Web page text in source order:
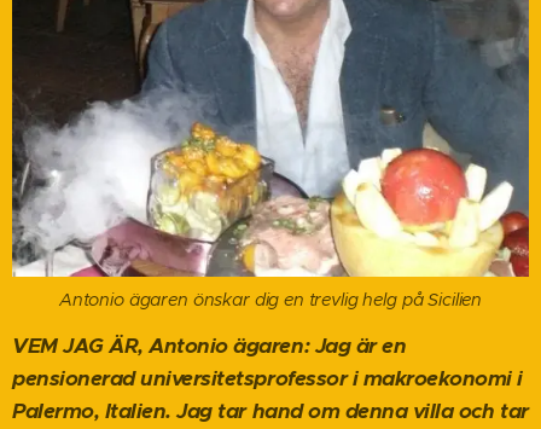
Antonio ägaren önskar dig en trevlig helg på Sicilien
VEM JAG ÄR, Antonio ägaren: Jag är en
pensionerad universitetsprofessor i makroekonomi i
Palermo, Italien. Jag tar hand om denna villa och tar